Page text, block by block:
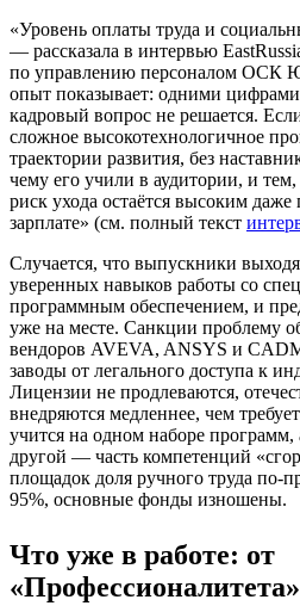
«Уровень оплаты труда и
— рассказала в интервью
по управлению персоналом ОСК
опыт показывает: одними цифрами
кадровый вопрос не решается.
сложное высокотехнологичное
траектории развития, без
чему его учили в аудитории, и
риск ухода остаётся высоким
зарплате» (см. полный текст
Случается, что выпускники
уверенных навыков работы со
программным обеспечением, и
уже на месте. Санкции проблему
вендоров AVEVA, ANSYS и
заводы от легального доступа к
Лицензии не продлеваются,
внедряются медленнее, чем
учится на одном наборе программ,
другой — часть компетенций
площадок доля ручного труда
95%, основные фонды изношены.
Что уже в работе: от